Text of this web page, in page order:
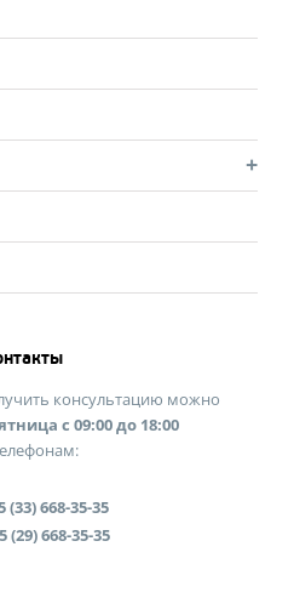
консультацию можно
с 09:00 до 18:00
(33) 668-35-35
(29) 668-35-35